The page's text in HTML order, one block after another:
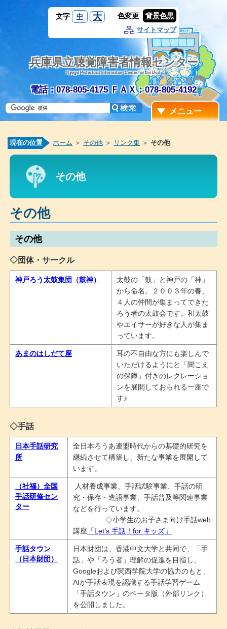
文字 中 大 色変更 背景色黒
サイトマップ
兵庫県立聴覚障害者情報センター
Hyogo Prefectural Information Center for the Deaf
電話：078-805-4175 ＦＡＸ：078-805-4192
メニュー
現在の位置 ホーム ＞ その他 ＞ リンク集 ＞ その他
その他
その他
その他
◇団体・サークル
神戸ろう太鼓集団（鼓神）
太鼓の「鼓」と神戸の「神」
から命名。２００３年の春、
４人の仲間が集まってできた
ろう者の太鼓会です。和太鼓
やエイサーが好きな人が集ま
っています。
あまのはしだて座
耳の不自由な方にも楽しんで
いただけるようにと「聞こえ
の保障」付きのレクレーショ
ンを展開しておられる一座で
す♪
◇手話
日本手話研究
所
全日本ろうあ連盟時代からの基礎的研究を
継続させて構築し、新たな事業を展開して
います。
（社福）全国
手話研修セン
ター
人材養成事業、手話試験事業、手話の研
究・保存・造語事業、手話普及等関連事業
などを行っています。
◇小学生のお子さま向け手話web
講座 「Let’s 手話！for キッズ」
手話タウン
（日本財団）
日本財団は、香港中文大学と共同で、「手
話」や「ろう者」理解の促進を目指し、
Googleおよび関西学院大学の協力のもと、
AIが手話表現を認識する手話学習ゲーム
「手話タウン」のベータ版（外部リンク）
を公開しました。